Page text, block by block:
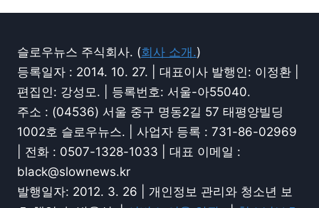
슬로우뉴스 주식회사. (회사 소개.)
등록일자 : 2014. 10. 27. | 대표이사 발행인: 이정환 |
편집인: 강성모. | 등록번호: 서울-아55040.
주소 : (04536) 서울 중구 명동2길 57 태평양빌딩
1002호 슬로우뉴스. | 사업자 등록 : 731-86-02969
| 전화 : 0507-1328-1033 | 대표 이메일 :
black@slownews.kr
발행일자: 2012. 3. 26 | 개인정보 관리와 청소년 보